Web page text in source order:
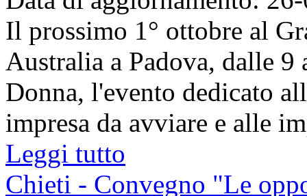
Il prossimo 1° ottobre al
Australia a Padova, dalle
Donna, l'evento dedicato
impresa da avviare e alle
Leggi tutto
Chieti - Convegno "Le